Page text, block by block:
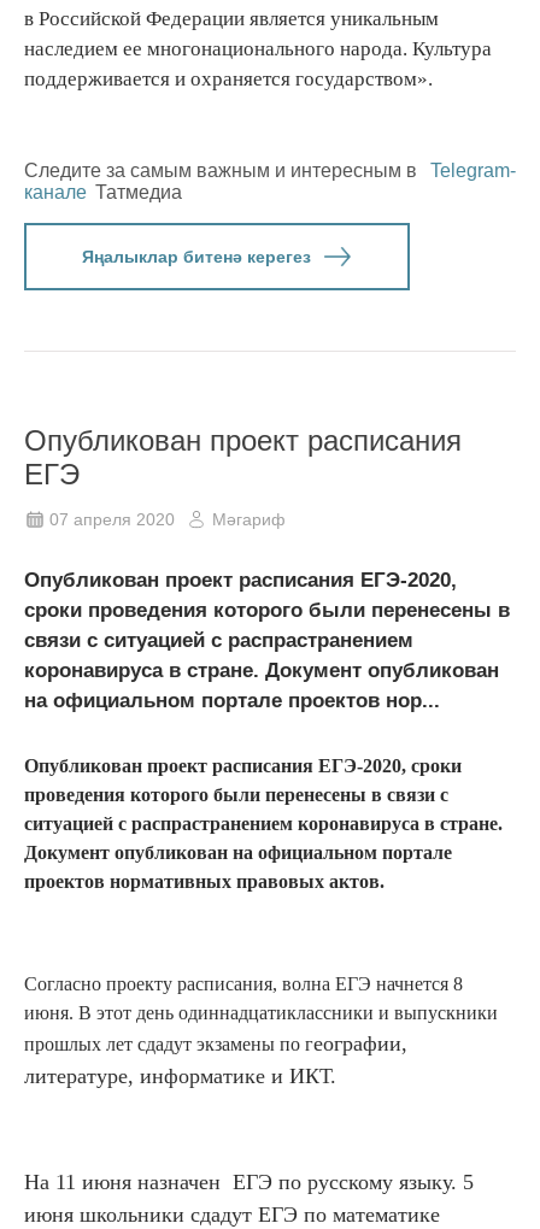
в Российской Федерации является уникальным
наследием ее многонационального народа. Культура
поддерживается и охраняется государством».
Следите за самым важным и интересным в
Telegram-
канале Татмедиа
Яңалыклар битенә керегез
Опубликован проект расписания
ЕГЭ
07 апреля 2020 Мәгариф
Опубликован проект расписания ЕГЭ-2020,
сроки проведения которого были перенесены в
связи с ситуацией с распрастранением
коронавируса в стране. Документ опубликован
на официальном портале проектов нор...
Опубликован проект расписания ЕГЭ-2020, сроки
проведения которого были перенесены в связи с
ситуацией с распрастранением коронавируса в стране.
Документ опубликован на официальном портале
проектов нормативных правовых актов.
Согласно проекту расписания, волна ЕГЭ начнется 8
июня. В этот день одиннадцатиклассники и выпускники
прошлых лет сдадут экзамены по географии,
литературе, информатике и ИКТ.
На 11 июня назначен ЕГЭ по русскому языку. 5
июня школьники сдадут ЕГЭ по математике